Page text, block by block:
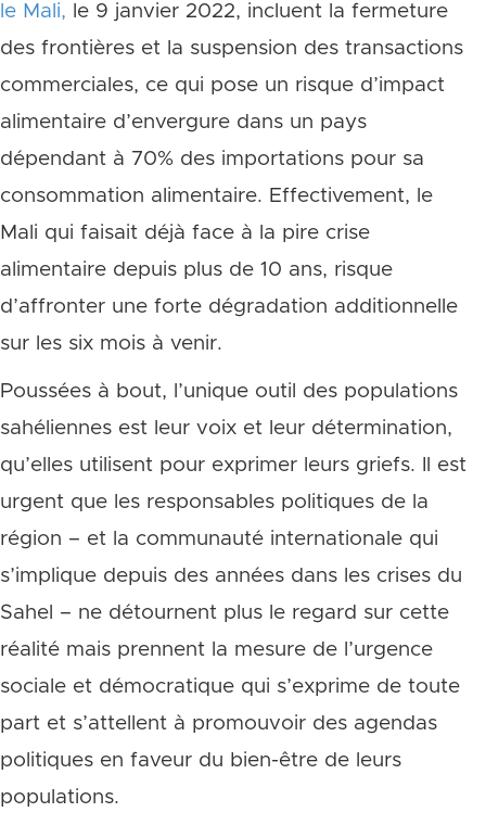
le Mali, le 9 janvier 2022, incluent la fermeture
des frontières et la suspension des transactions
commerciales, ce qui pose un risque d’impact
alimentaire d’envergure dans un pays
dépendant à 70% des importations pour sa
consommation alimentaire. Effectivement, le
Mali qui faisait déjà face à la pire crise
alimentaire depuis plus de 10 ans, risque
d’affronter une forte dégradation additionnelle
sur les six mois à venir.
Poussées à bout, l’unique outil des populations
sahéliennes est leur voix et leur détermination,
qu’elles utilisent pour exprimer leurs griefs. Il est
urgent que les responsables politiques de la
région – et la communauté internationale qui
s’implique depuis des années dans les crises du
Sahel – ne détournent plus le regard sur cette
réalité mais prennent la mesure de l’urgence
sociale et démocratique qui s’exprime de toute
part et s’attellent à promouvoir des agendas
politiques en faveur du bien-être de leurs
populations.